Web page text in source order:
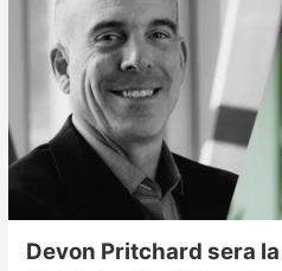
Devon Pritchard sera